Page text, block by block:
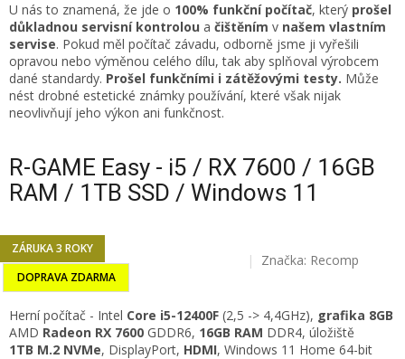
U nás to znamená, že jde o 100% funkční počítač, který prošel
důkladnou servisní kontrolou a čištěním v našem vlastním
servise. Pokud měl počítač závadu, odborně jsme ji vyřešili
opravou nebo výměnou celého dílu, tak aby splňoval výrobcem
dané standardy. Prošel funkčními i zátěžovými testy. Může
nést drobné estetické známky používání, které však nijak
neovlivňují jeho výkon ani funkčnost.
R-GAME Easy - i5 / RX 7600 / 16GB
RAM / 1TB SSD / Windows 11
ZÁRUKA 3 ROKY
DOPRAVA ZDARMA
Značka: Recomp
Herní počítač - Intel Core i5-12400F (2,5 -> 4,4GHz), grafika 8GB
AMD Radeon RX 7600 GDDR6, 16GB RAM DDR4, úložiště
1TB M.2 NVMe, DisplayPort, HDMI, Windows 11 Home 64-bit